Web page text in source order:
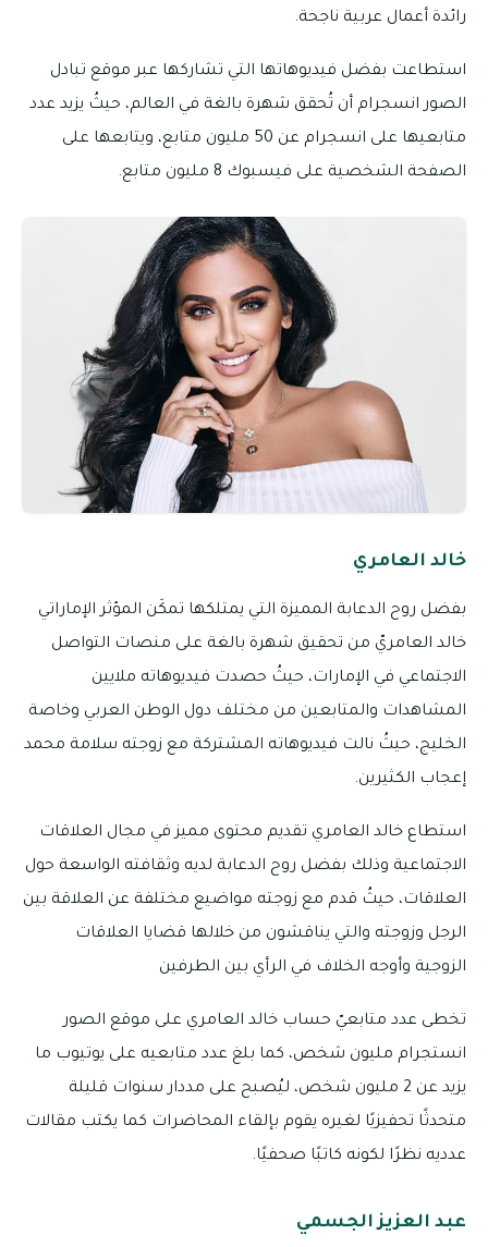
رائدة أعمال عربية ناجحة.
استطاعت بفضل فيديوهاتها التي تشاركها عبر موقع تبادل
الصور انسجرام أن تُحقق شهرة بالغة في العالم، حيثُ يزيد عدد
متابعيها على انسجرام عن 50 مليون متابع، ويتابعها على
الصفحة الشخصية على فيسبوك 8 مليون متابع.
خالد العامري
بفضل روح الدعابة المميزة التي يمتلكها تمكَن المؤثر الإماراتي
خالد العامريّ من تحقيق شهرة بالغة على منصات التواصل
الاجتماعي في الإمارات، حيثُ حصدت فيديوهاته ملايين
المشاهدات والمتابعين من مختلف دول الوطن العربي وخاصة
الخليج، حيثُ نالت فيديوهاته المشتركة مع زوجته سلامة محمد
إعجاب الكثيرين.
استطاع خالد العامري تقديم محتوى مميز في مجال العلاقات
الاجتماعية وذلك بفضل روح الدعابة لديه وثقافته الواسعة حول
العلاقات، حيثُ قدم مع زوجته مواضيع مختلفة عن العلاقة بين
الرجل وزوجته والتي يناقشون من خلالها قضايا العلاقات
الزوجية وأوجه الخلاف في الرأي بين الطرفين
تخطى عدد متابعيّ حساب خالد العامري على موقع الصور
انستجرام مليون شخص، كما بلغ عدد متابعيه على يوتيوب ما
يزيد عن 2 مليون شخص، ليُصبح على مددار سنوات قليلة
متحدثًا تحفيزيًا لغيره يقوم بإلقاء المحاضرات كما يكتب مقالات
عدديه نظرًا لكونه كاتبًا صحفيًا.
عبد العزيز الجسمي